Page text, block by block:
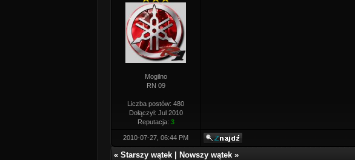
Mogilno
RN 09
Liczba postów: 480
Dołączył: Jul 2010
Reputacja: 3
2010-07-27, 06:44 PM
« Starszy wątek Nowszy wątek »